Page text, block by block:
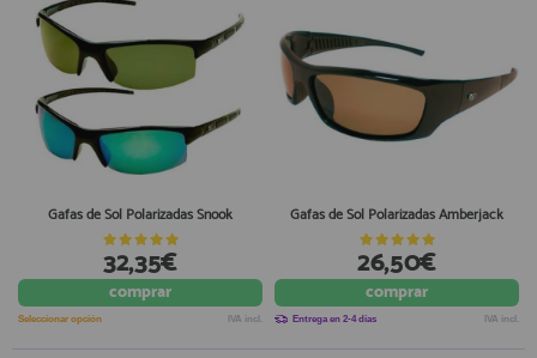
Gafas de Sol Polarizadas Snook
32,35€
comprar
Seleccionar opción IVA incl.
Gafas de Sol Polarizadas Amberjack
26,50€
comprar
Entrega en 2-4 días IVA incl.